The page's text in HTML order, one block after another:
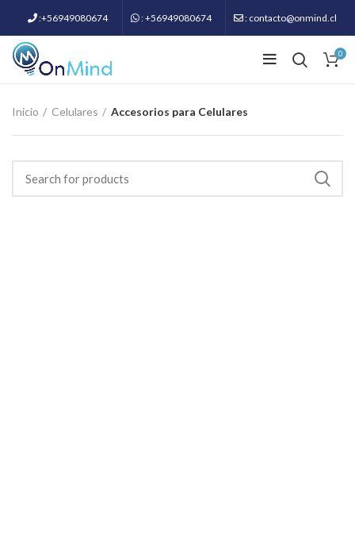
:+56949080674 : +56949080674 : contacto@onmind.cl
0
Inicio Celulares Accesorios para Celulares